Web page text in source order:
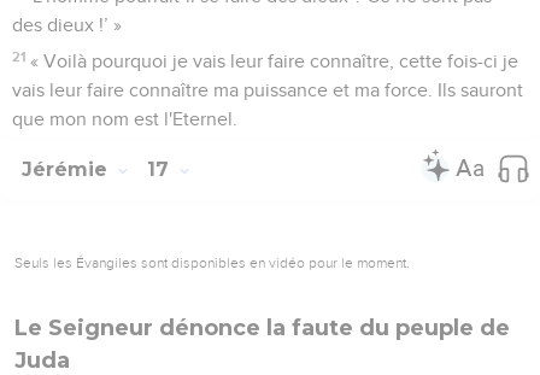
des dieux !’ »
21 « Voilà pourquoi je vais leur faire connaître, cette fois-ci je
vais leur faire connaître ma puissance et ma force. Ils sauront
que mon nom est l'Eternel.
Jérémie 17
Seuls les Évangiles sont disponibles en vidéo pour le moment.
Le Seigneur dénonce la faute du peuple de
Juda